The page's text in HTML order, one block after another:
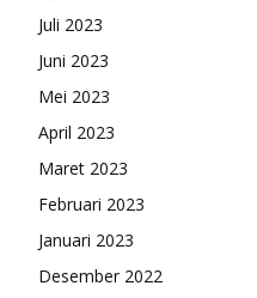
Juli 2023
Juni 2023
Mei 2023
April 2023
Maret 2023
Februari 2023
Januari 2023
Desember 2022